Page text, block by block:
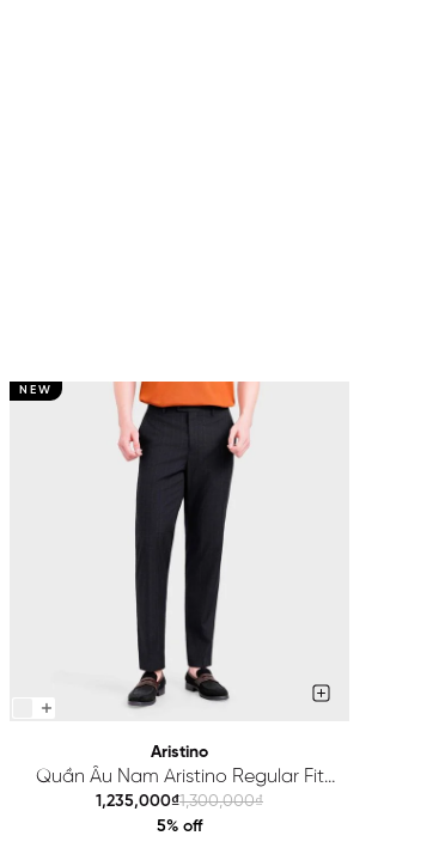
NEW
Aristino
Quần Âu Nam Aristino Regular Fit
ATR203S0H2
1,235,000₫1,300,000₫
5% off